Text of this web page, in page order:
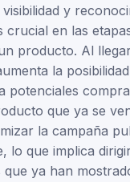
y
crucial en las
producto. Al
la
potenciales
que ya se
la campaña
lo que implica
que ya han